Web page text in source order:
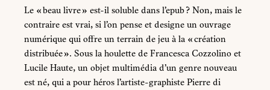
Le « beau livre » est-il soluble dans l’epub ? Non, mais le
contraire est vrai, si l’on pense et designe un ouvrage
numérique qui offre un terrain de jeu à la « création
distribuée ». Sous la houlette de Francesca Cozzolino et
Lucile Haute, un objet multimédia d’un genre nouveau
est né, qui a pour héros l’artiste-graphiste Pierre di